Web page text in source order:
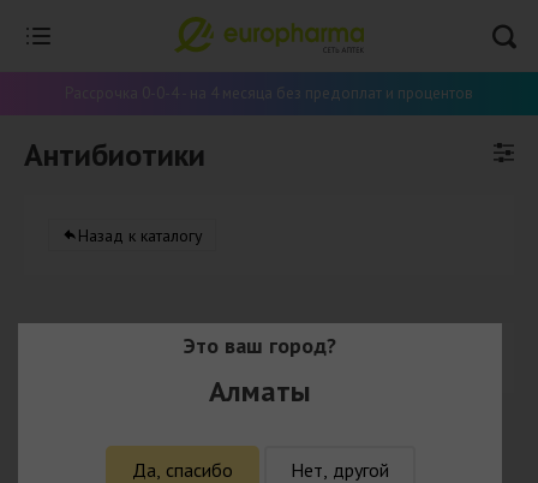
Рассрочка 0-0-4 - на 4 месяца без предоплат и процентов
Антибиотики
Назад к каталогу
В данной категорий нет товаров
Это ваш город?
Алматы
Да, спасибо Нет, другой